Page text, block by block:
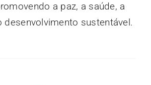
a paz, a saúde, a
desenvolvimento sustentável.